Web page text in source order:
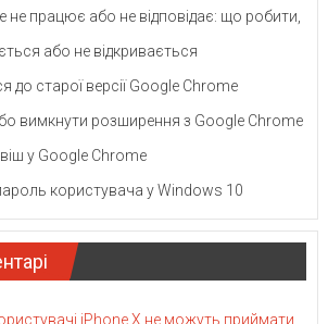
не працює або не відповідає: що робити,
або не відкривається
до старої версії Google Chrome
вимкнути розширення з Google Chrome
у Google Chrome
користувача у Windows 10
iPhone X не можуть приймати